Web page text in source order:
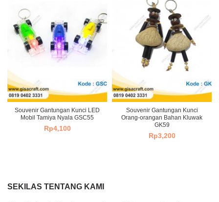
Souvenir Gantungan Kunci LED
Mobil Tamiya Nyala GSC55
Rp4,100
Souvenir Gantungan Kunci
Orang-orangan Bahan Kluwak
GK59
Rp3,200
SEKILAS TENTANG KAMI